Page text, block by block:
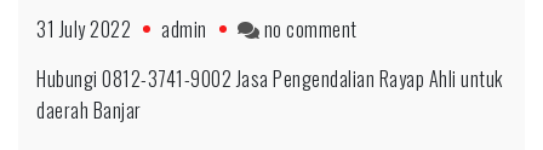
31 July 2022 admin no commenton
Anti
Hubungi 0812-3741-9002 Jasa Pengendalian Rayap Ahli untuk
daerah Banjar